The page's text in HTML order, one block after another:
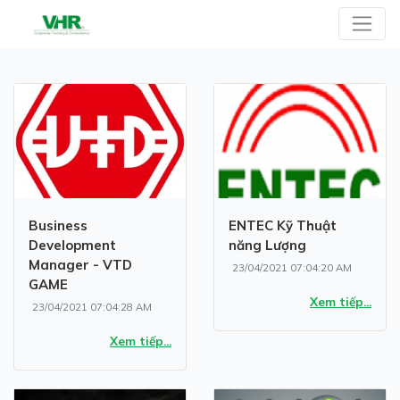
Business
Development
Manager - VTD
GAME
23/04/2021 07:04:28 AM
Xem tiếp...
ENTEC Kỹ Thuật
năng Lượng
23/04/2021 07:04:20 AM
Xem tiếp...